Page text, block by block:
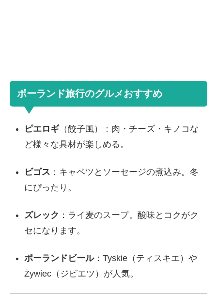
ポーランド旅行のグルメおすすめ
ピエロギ（餃子風）：肉・チーズ・キノコな
ど様々な具材が楽しめる。
ビゴス ：キャベツとソーセージの煮込み。冬
にぴったり。
ズレック ：ライ麦のスープ。酸味とコクがク
セになります。
ポーランドビール：Tyskie（ティスキエ）や
Żywiec（ジビエツ）が人気。